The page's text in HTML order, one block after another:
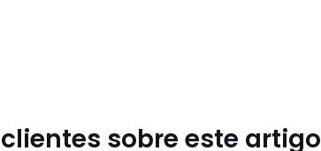
sobre este artigo